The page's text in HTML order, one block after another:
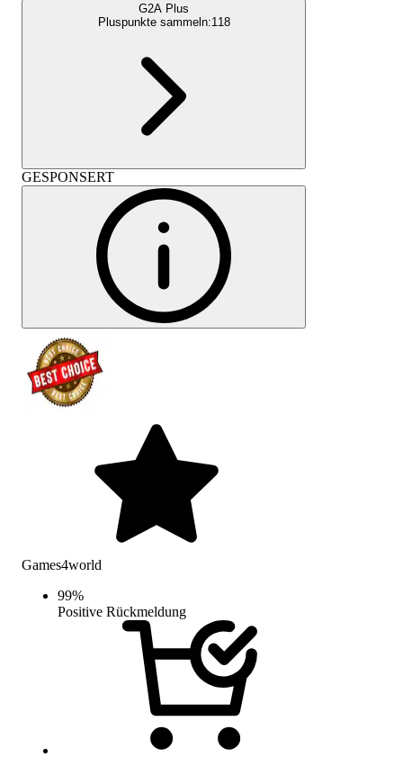
G2A Plus
Pluspunkte sammeln:118
GESPONSERT
Games4world
99%
Positive Rückmeldung